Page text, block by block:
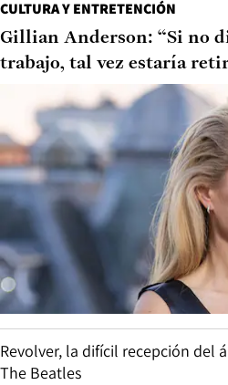
CULTURA Y ENTRETENCIÓN
Gillian Anderson: “Si no
trabajo, tal vez estaría
Revolver, la difícil recepción del
The Beatles